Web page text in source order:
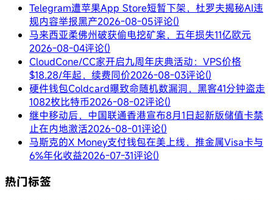
Telegram遭苹果App Store短暂下架，杜罗夫揭秘AI违
规内容举报黑产2026-08-05评论()
马来西亚柔佛州破获偷电挖矿案，五年损失11亿欧元
2026-08-04评论()
CloudCone/CC家开启九周年庆典活动：VPS价格
$18.28/年起，续费同价2026-08-03评论()
硬件钱包Coldcard曝致命随机数漏洞，黑客41分钟盗走
1082枚比特币2026-08-02评论()
继中移动后，中国联通香港宣布8月1日起新版储值卡禁
止在内地激活2026-08-01评论()
马斯克的X Money支付钱包在美上线，推金属Visa卡与
6%年化收益2026-07-31评论()
热门标签